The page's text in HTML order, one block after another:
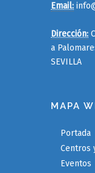
Email:
Dirección:
a
SEVILLA
MAPA
Portada
Centros
Eventos